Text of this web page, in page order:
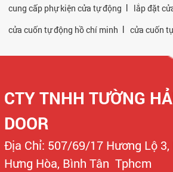
cung cấp phự kiện cửa tự động | lắp đặt
cửa cuốn tự động hồ chí minh | cửa cuốn
CTY TNHH TƯỜNG
DOOR
Địa Chỉ: 507/69/17 Hương Lộ 3,
Hưng Hòa, Bình Tân Tphcm